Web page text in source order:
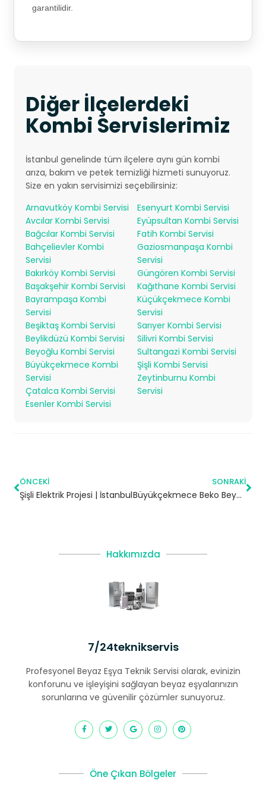
garantilidir.
Diğer İlçelerdeki
Kombi Servislerimiz
İstanbul genelinde tüm ilçelere aynı gün kombi
arıza, bakım ve petek temizliği hizmeti sunuyoruz.
Size en yakın servisimizi seçebilirsiniz:
Arnavutköy Kombi Servisi
Avcılar Kombi Servisi
Bağcılar Kombi Servisi
Bahçelievler Kombi
Servisi
Bakırköy Kombi Servisi
Başakşehir Kombi Servisi
Bayrampaşa Kombi
Servisi
Beşiktaş Kombi Servisi
Beylikdüzü Kombi Servisi
Beyoğlu Kombi Servisi
Büyükçekmece Kombi
Servisi
Çatalca Kombi Servisi
Esenler Kombi Servisi
Esenyurt Kombi Servisi
Eyüpsultan Kombi Servisi
Fatih Kombi Servisi
Gaziosmanpaşa Kombi
Servisi
Güngören Kombi Servisi
Kağıthane Kombi Servisi
Küçükçekmece Kombi
Servisi
Sarıyer Kombi Servisi
Silivri Kombi Servisi
Sultangazi Kombi Servisi
Şişli Kombi Servisi
Zeytinburnu Kombi
Servisi
ÖNCEKI
Şişli Elektrik Projesi | İstanbul
SONRAKI
Büyükçekmece Beko Beyaz Eşya Servisi
Hakkımızda
7/24teknikservis
Profesyonel Beyaz Eşya Teknik Servisi olarak, evinizin
konforunu ve işleyişini sağlayan beyaz eşyalarınızın
sorunlarına ve güvenilir çözümler sunuyoruz.
Öne Çıkan Bölgeler